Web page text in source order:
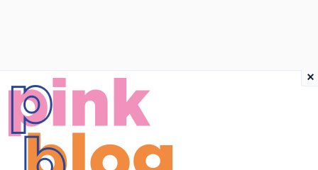
×